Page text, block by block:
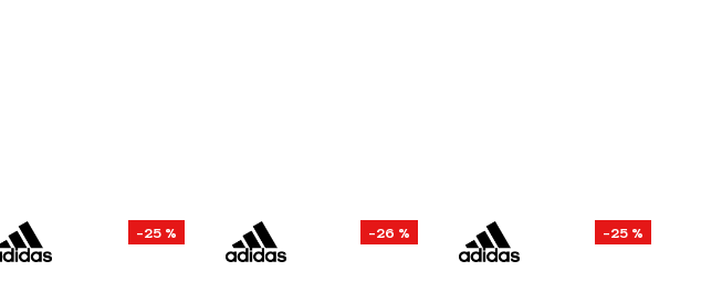
-25 % -26 % -25 %